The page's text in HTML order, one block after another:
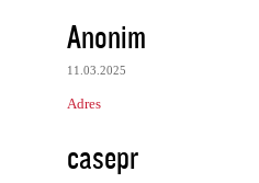
Anonim
11.03.2025
Adres
casepr